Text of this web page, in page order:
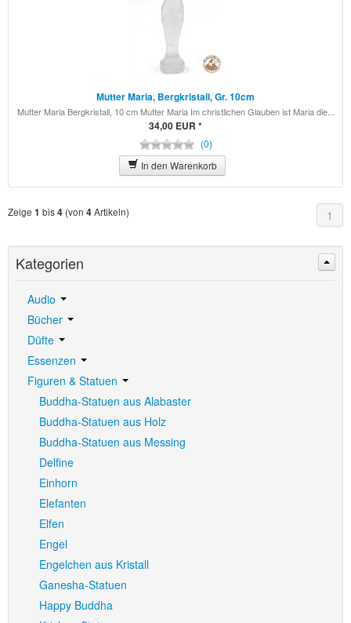
Mutter Maria, Bergkristall, Gr. 10cm
Mutter Maria Bergkristall, 10 cm Mutter Maria Im christlichen Glauben ist Maria die...
34,00 EUR *
(0)
In den Warenkorb
Zeige 1 bis4 (von 4Artikeln) 1
Kategorien
Audio
Bücher
Düfte
Essenzen
Figuren & Statuen
Buddha-Statuen aus Alabaster
Buddha-Statuen aus Holz
Buddha-Statuen aus Messing
Delfine
Einhorn
Elefanten
Elfen
Engel
Engelchen aus Kristall
Ganesha-Statuen
Happy Buddha